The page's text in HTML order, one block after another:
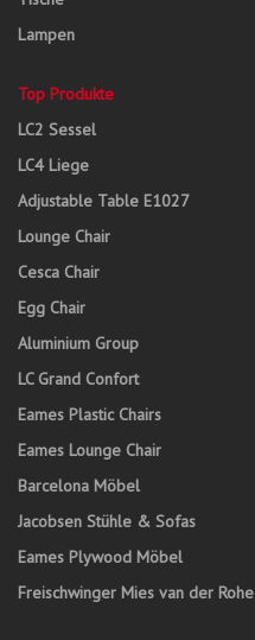
Lampen
Top Produkte
LC2 Sessel
LC4 Liege
Adjustable Table E1027
Lounge Chair
Cesca Chair
Egg Chair
Aluminium Group
LC Grand Confort
Eames Plastic Chairs
Eames Lounge Chair
Barcelona Möbel
Jacobsen Stühle & Sofas
Eames Plywood Möbel
Freischwinger Mies van der Rohe